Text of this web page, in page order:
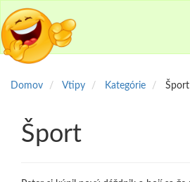
Domov Vtipy Kategórie Šport
Šport